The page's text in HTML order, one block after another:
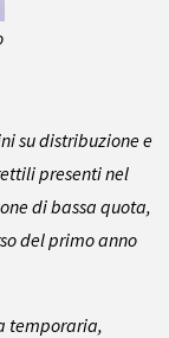
su distribuzione e
presenti nel
di bassa quota,
del primo anno
temporaria,